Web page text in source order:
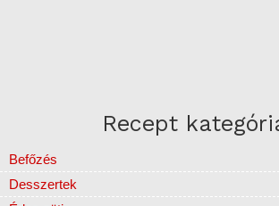
Recept
Befőzés
Desszertek